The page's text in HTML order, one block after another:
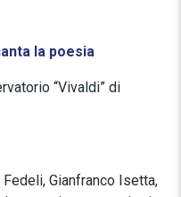
la poesia
“Vivaldi” di
Gianfranco Isetta,